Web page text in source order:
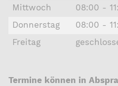
Mittwoch
08:00 -
Donnerstag
08:00 -
Freitag
Termine können in